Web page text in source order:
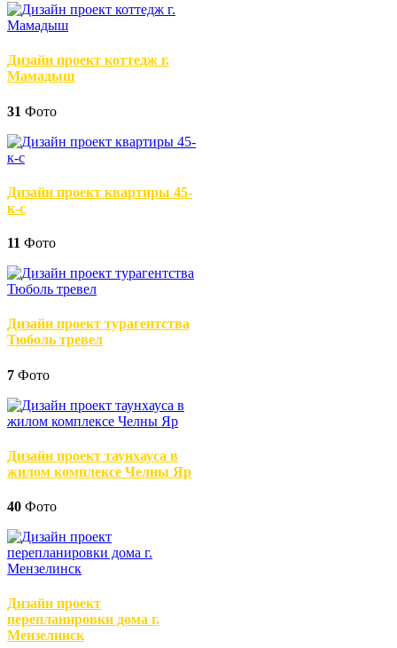
Дизайн проект коттедж г.
Мамадыш
31 Фото
Дизайн проект квартиры 45-
к-с
11 Фото
Дизайн проект турагентства
Тюболь тревел
7 Фото
Дизайн проект таунхауса в
жилом комплексе Челны Яр
40 Фото
Дизайн проект
перепланировки дома г.
Мензелинск